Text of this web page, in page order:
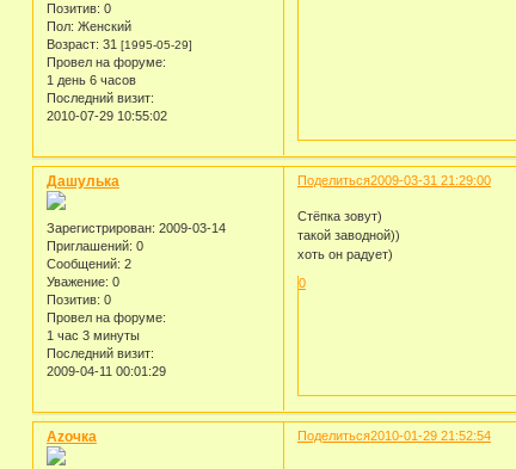
Позитив: 0
Пол: Женский
Возраст: 31 [1995-05-29]
Провел на форуме:
1 день 6 часов
Последний визит:
2010-07-29 10:55:02
Поделиться2009-03-31 21:29:00
Дашулька
Зарегистрирован: 2009-03-14
Приглашений: 0
Сообщений: 2
Уважение: 0
Позитив: 0
Провел на форуме:
1 час 3 минуты
Последний визит:
2009-04-11 00:01:29
Стёпка зовут)
такой заводной))
хоть он радует)
0
Поделиться2010-01-29 21:52:54
Azoчка